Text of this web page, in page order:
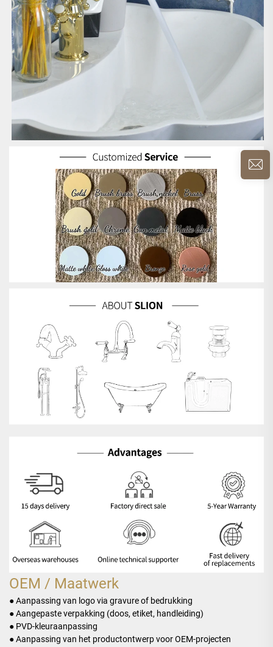
OEM / Maatwerk
● Aanpassing van logo via gravure of bedrukking
● Aangepaste verpakking (doos, etiket, handleiding)
● PVD-kleuraanpassing
● Aanpassing van het productontwerp voor OEM-projecten